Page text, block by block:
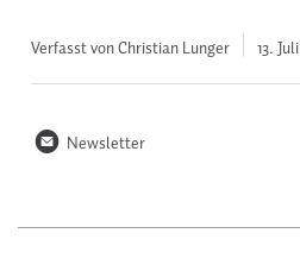
Verfasst von Christian Lunger 13. Juli
n Newsletter